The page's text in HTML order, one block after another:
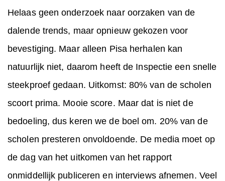
Helaas geen onderzoek naar oorzaken van de
dalende trends, maar opnieuw gekozen voor
bevestiging. Maar alleen Pisa herhalen kan
natuurlijk niet, daarom heeft de Inspectie een snelle
steekproef gedaan. Uitkomst: 80% van de scholen
scoort prima. Mooie score. Maar dat is niet de
bedoeling, dus keren we de boel om. 20% van de
scholen presteren onvoldoende. De media moet op
de dag van het uitkomen van het rapport
onmiddellijk publiceren en interviews afnemen. Veel